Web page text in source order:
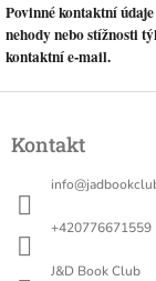
Povinné kontaktní
nehody nebo stížnosti
kontaktní e-mail.
pKontakt
info@
+420776671559
J&D Book Club